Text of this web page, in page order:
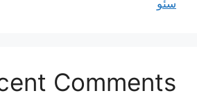
سئو
Comments